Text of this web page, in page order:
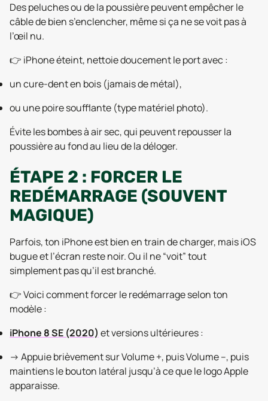
Des peluches ou de la poussière peuvent empêcher le
câble de bien s’enclencher, même si ça ne se voit pas à
l’œil nu.
👉 iPhone éteint, nettoie doucement le port avec :
un cure-dent en bois (jamais de métal),
ou une poire soufflante (type matériel photo).
Évite les bombes à air sec, qui peuvent repousser la
poussière au fond au lieu de la déloger.
ÉTAPE 2 : FORCER LE
REDÉMARRAGE (SOUVENT
MAGIQUE)
Parfois, ton iPhone est bien en train de charger, mais iOS
bugue et l’écran reste noir. Ou il ne “voit” tout
simplement pas qu’il est branché.
👉 Voici comment forcer le redémarrage selon ton
modèle :
iPhone 8 SE (2020) et versions ultérieures :
→ Appuie brièvement sur Volume +, puis Volume –, puis
maintiens le bouton latéral jusqu’à ce que le logo Apple
apparaisse.